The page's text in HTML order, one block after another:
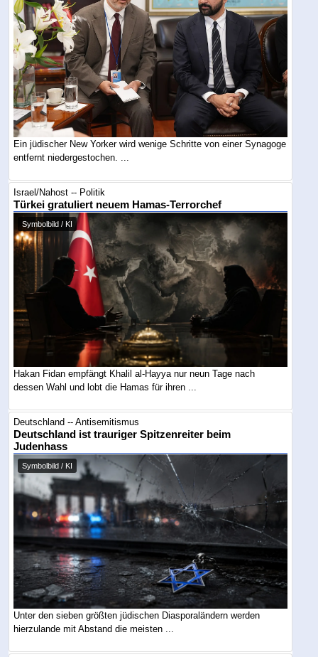
Ein jüdischer New Yorker wird wenige Schritte von einer Synagoge
entfernt niedergestochen. ...
Israel/Nahost -- Politik
Türkei gratuliert neuem Hamas-Terrorchef
Symbolbild / KI
Hakan Fidan empfängt Khalil al-Hayya nur neun Tage nach
dessen Wahl und lobt die Hamas für ihren ...
Deutschland -- Antisemitismus
Deutschland ist trauriger Spitzenreiter beim
Judenhass
Symbolbild / KI
Unter den sieben größten jüdischen Diasporaländern werden
hierzulande mit Abstand die meisten ...